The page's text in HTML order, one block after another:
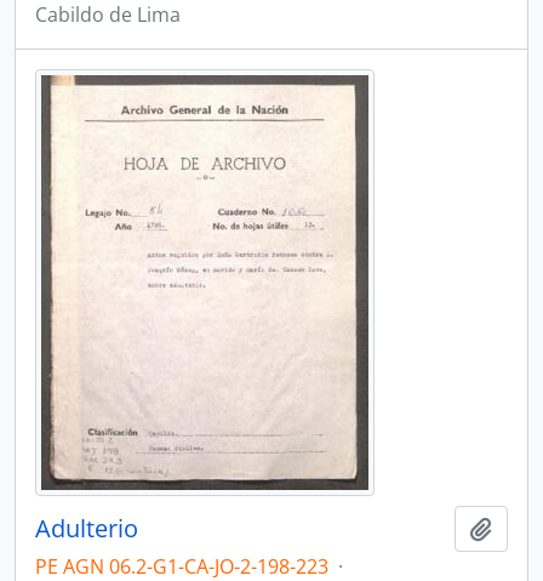
Cabildo de Lima
Adulterio
PE AGN 06.2-G1-CA-JO-2-198-223 ·